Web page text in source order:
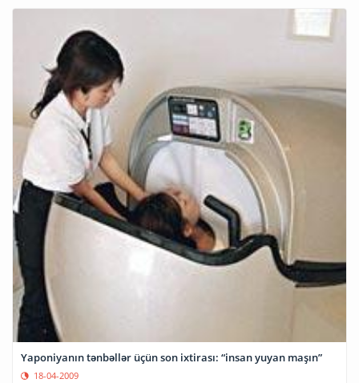
Yaponiyanın tənbəllər üçün son ixtirası: “insan yuyan maşın”
18-04-2009